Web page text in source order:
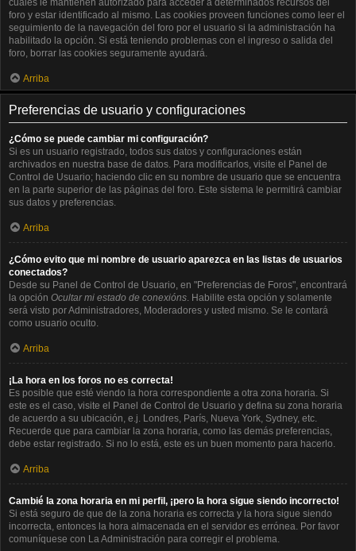
foro y estar identificado al mismo. Las cookies proveen funciones como leer el
seguimiento de la navegación del foro por el usuario si la administración ha
habilitado la opción. Si está teniendo problemas con el ingreso o salida del
foro, borrar las cookies seguramente ayudará.
Arriba
Preferencias de usuario y configuraciones
¿Cómo se puede cambiar mi configuración?
Si es un usuario registrado, todos sus datos y configuraciones están
archivados en nuestra base de datos. Para modificarlos, visite el Panel de
Control de Usuario; haciendo clic en su nombre de usuario que se encuentra
en la parte superior de las páginas del foro. Este sistema le permitirá cambiar
sus datos y preferencias.
Arriba
¿Cómo evito que mi nombre de usuario aparezca en las listas de usuarios
conectados?
Desde su Panel de Control de Usuario, en "Preferencias de Foros", encontrará
la opción Ocultar mi estado de conexións . Habilite esta opción y solamente
será visto por Administradores, Moderadores y usted mismo. Se le contará
como usuario oculto.
Arriba
¡La hora en los foros no es correcta!
Es posible que esté viendo la hora correspondiente a otra zona horaria. Si
este es el caso, visite el Panel de Control de Usuario y defina su zona horaria
de acuerdo a su ubicación, e.j. Londres, París, Nueva York, Sydney, etc.
Recuerde que para cambiar la zona horaria, como las demás preferencias,
debe estar registrado. Si no lo está, este es un buen momento para hacerlo.
Arriba
Cambié la zona horaria en mi perfil, ¡pero la hora sigue siendo incorrecto!
Si está seguro de que de la zona horaria es correcta y la hora sigue siendo
incorrecta, entonces la hora almacenada en el servidor es errónea. Por favor
comuníquese con La Administración para corregir el problema.